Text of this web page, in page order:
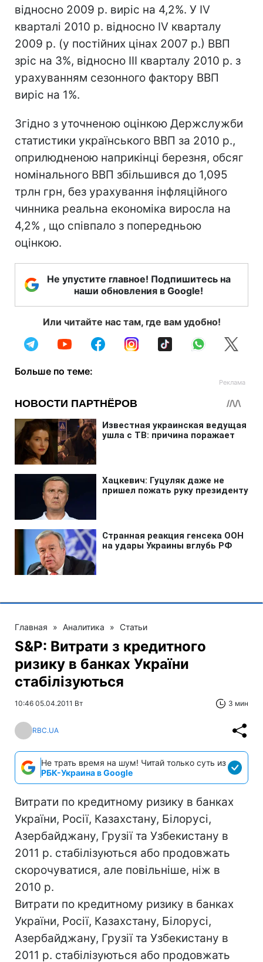
відносно 2009 р. виріс на 4,2%. У IV
кварталі 2010 р. відносно IV кварталу
2009 р. (у постійних цінах 2007 р.) ВВП
зріс на 3%, відносно ІII кварталу 2010 р. з
урахуванням сезонного фактору ВВП
виріс на 1%.
Згідно з уточненою оцінкою Держслужби
статистики українського ВВП за 2010 р.,
оприлюдненою наприкінці березня, обсяг
номінального ВВП збільшився до 1,095
трлн грн, без урахування інфляційного
чинника реальна економіка виросла на
4,2% , що співпало з попередньою
оцінкою.
Не упустите главное! Подпишитесь на
наши обновления в Google!
Или читайте нас там, где вам удобно!
Больше по теме:
Главная » Аналитика » Статьи
S&P: Витрати з кредитного
ризику в банках України
стабілізуються
10:46 05.04.2011 Вт 3 мин
RBC.UA
Не трать время на шум! Читай только суть из
РБК-Украина в Google
Витрати по кредитному ризику в банках
України, Росії, Казахстану, Білорусі,
Азербайджану, Грузії та Узбекистану в
2011 р. стабілізуються або продовжать
скорочуватися, але повільніше, ніж в
2010 р.
Витрати по кредитному ризику в банках
України, Росії, Казахстану, Білорусі,
Азербайджану, Грузії та Узбекистану в
2011 р. стабілізуються або продовжать